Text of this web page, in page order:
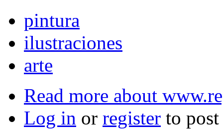
pintura
ilustraciones
arte
Read more about
Log in or register to